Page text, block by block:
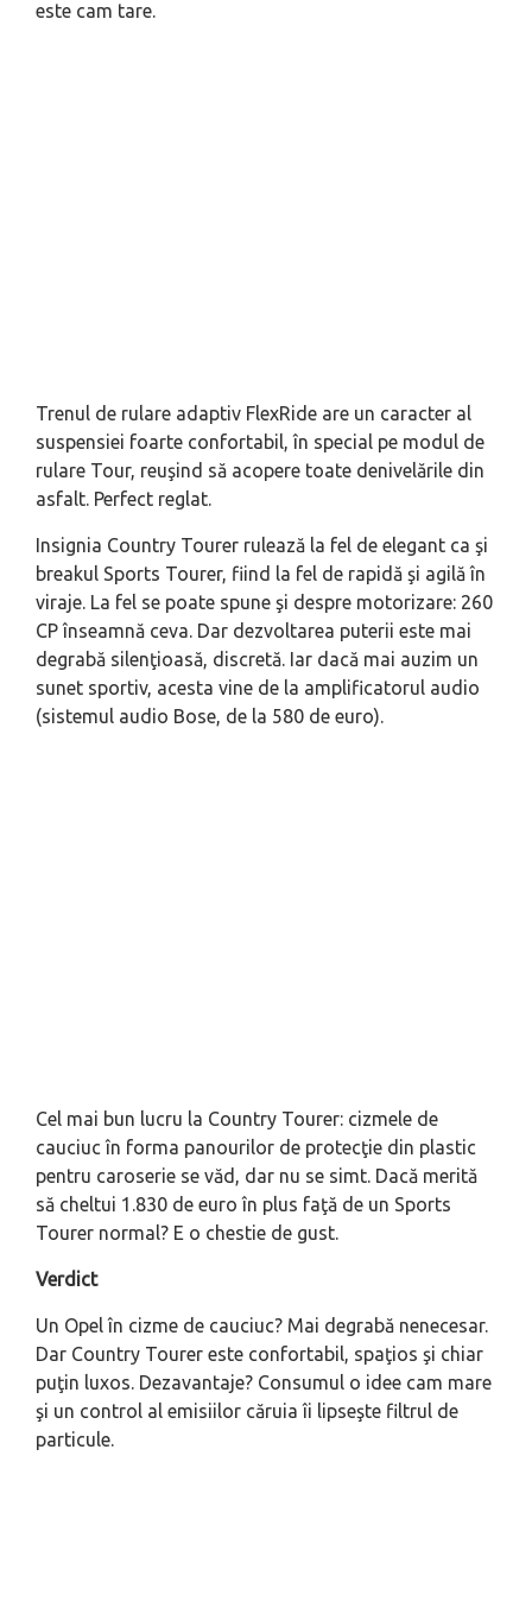
este cam tare.
Trenul de rulare adaptiv FlexRide are un caracter al
suspensiei foarte confortabil, în special pe modul de
rulare Tour, reuşind să acopere toate denivelările din
asfalt. Perfect reglat.
Insignia Country Tourer rulează la fel de elegant ca şi
breakul Sports Tourer, fiind la fel de rapidă şi agilă în
viraje. La fel se poate spune şi despre motorizare: 260
CP înseamnă ceva. Dar dezvoltarea puterii este mai
degrabă silenţioasă, discretă. Iar dacă mai auzim un
sunet sportiv, acesta vine de la amplificatorul audio
(sistemul audio Bose, de la 580 de euro).
Cel mai bun lucru la Country Tourer: cizmele de
cauciuc în forma panourilor de protecţie din plastic
pentru caroserie se văd, dar nu se simt. Dacă merită
să cheltui 1.830 de euro în plus faţă de un Sports
Tourer normal? E o chestie de gust.
Verdict
Un Opel în cizme de cauciuc? Mai degrabă nenecesar.
Dar Country Tourer este confortabil, spaţios şi chiar
puţin luxos. Dezavantaje? Consumul o idee cam mare
şi un control al emisiilor căruia îi lipseşte filtrul de
particule.